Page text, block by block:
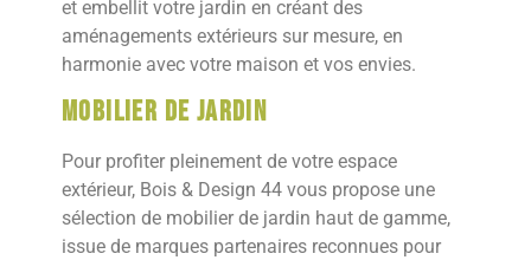
et embellit votre jardin en créant des
aménagements extérieurs sur mesure, en
harmonie avec votre maison et vos envies.
Mobilier de jardin
Pour profiter pleinement de votre espace
extérieur, Bois & Design 44 vous propose une
sélection de mobilier de jardin haut de gamme,
issue de marques partenaires reconnues pour